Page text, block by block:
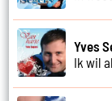
Yves
Ik wil